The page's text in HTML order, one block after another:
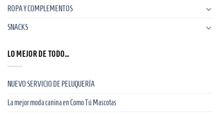
ROPA Y COMPLEMENTOS
SNACKS
LO MEJOR DE TODO…
NUEVO SERVICIO DE PELUQUERÍA
La mejor moda canina en Como Tú Mascotas